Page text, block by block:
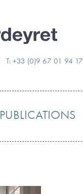
T: +33 (0)9 67 01 94 17
PUBLICATIONS